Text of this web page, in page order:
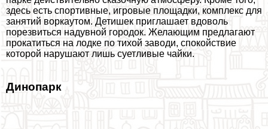
здесь есть спортивные, игровые площадки, комплекс для
занятий воркаутом. Детишек приглашает вдоволь
порезвиться надувной городок. Желающим предлагают
прокатиться на лодке по тихой заводи, спокойствие
которой нарушают лишь суетливые чайки.
Динопарк